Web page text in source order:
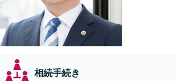
相続手続き